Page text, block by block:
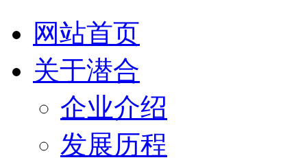
网站首页
关于潜合
企业介绍
发展历程